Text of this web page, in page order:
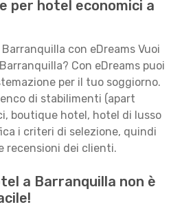
per hotel economici a
con eDreams Vuoi
Con eDreams puoi
per il tuo soggiorno.
di stabilimenti (apart
boutique hotel, hotel di lusso
i criteri di selezione, quindi
recensioni dei clienti.
a Barranquilla non è